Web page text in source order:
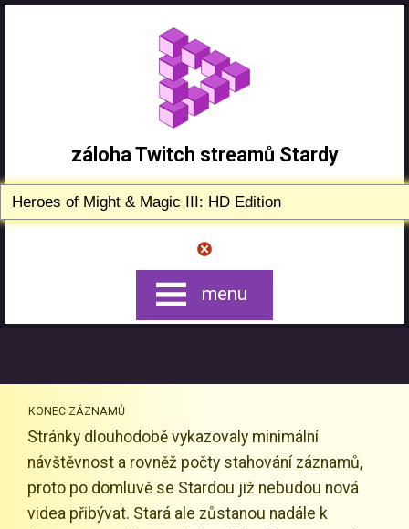
záloha Twitch streamů Stardy
menu
KONEC ZÁZNAMŮ
Stránky dlouhodobě vykazovaly minimální
návštěvnost a rovněž počty stahování záznamů,
proto po domluvě se Stardou již nebudou nová
videa přibývat. Stará ale zůstanou nadále k